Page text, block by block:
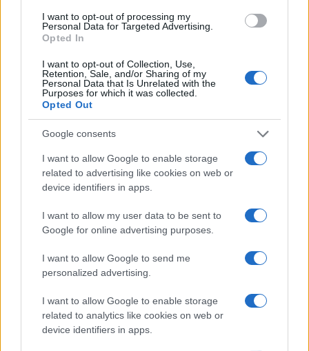
I want to opt-out of processing my
Personal Data for Targeted Advertising.
Opted In
I want to opt-out of Collection, Use,
Retention, Sale, and/or Sharing of my
Personal Data that Is Unrelated with the
Purposes for which it was collected.
Opted Out
Google consents
I want to allow Google to enable storage
related to advertising like cookies on web or
device identifiers in apps.
I want to allow my user data to be sent to
Google for online advertising purposes.
I want to allow Google to send me
personalized advertising.
I want to allow Google to enable storage
related to analytics like cookies on web or
device identifiers in apps.
μαύρη τρύπα στο κέντρο του γαλαξία μας
ΔΙΕΘΝΗ
Επιστήμονες προτείνουν χαβανέζικο
όνομα για την 1η μαύρη τρύπα που
φωτογραφήθηκε
Επιστήμονες προτείνουν χαβανέζικο όνομα